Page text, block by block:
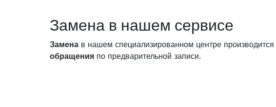
Замена в нашем сервисе
Замена в нашем специализированном центре производится
обращения по предварительной записи.